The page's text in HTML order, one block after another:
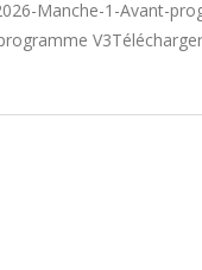
Manche-1-Avant-